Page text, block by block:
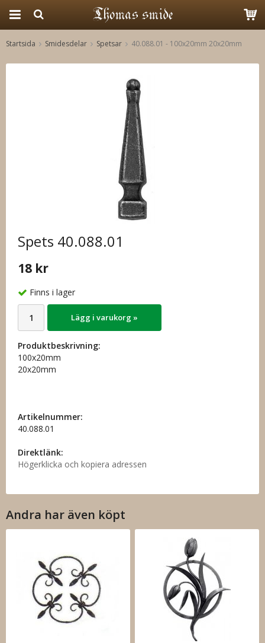
Startsida Smidesdelar Spetsar 40.088.01 - 100x20mm 20x20mm
Spets 40.088.01
18 kr
Finns i lager
Lägg i varukorg »
Produktbeskrivning:
100x20mm
20x20mm
Artikelnummer:
40.088.01
Direktlänk:
Högerklicka och kopiera adressen
Andra har även köpt